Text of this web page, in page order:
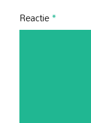
Reactie*